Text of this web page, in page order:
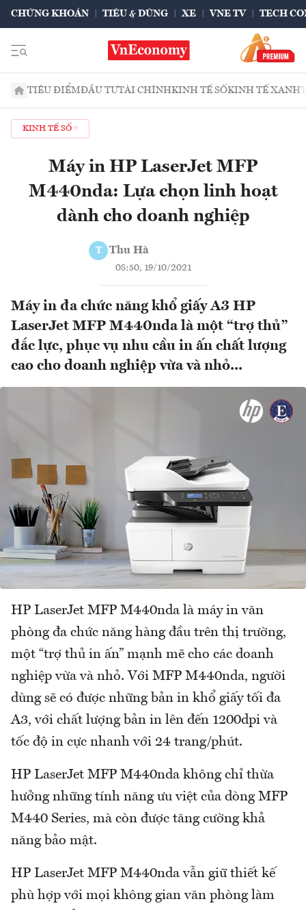
CHỨNG KHOÁN TIÊU & DÙNG XE VNE TV TECH
TIÊU ĐIỂMĐẦU TƯTÀI CHÍNHKINH TẾ SỐKINH TẾ XANH
KINH TẾ SỐ
Máy in HP LaserJet MFP
M440nda: Lựa chọn linh hoạt
dành cho doanh nghiệp
T Thu Hà
08:50, 19/10/2021
Máy in đa chức năng khổ giấy A3 HP
LaserJet MFP M440nda là một “trợ thủ”
đắc lực, phục vụ nhu cầu in ấn chất lượng
cao cho doanh nghiệp vừa và nhỏ...
HP LaserJet MFP M440nda là máy in văn
phòng đa chức năng hàng đầu trên thị trường,
một “trợ thủ in ấn” mạnh mẽ cho các doanh
nghiệp vừa và nhỏ. Với MFP M440nda, người
dùng sẽ có được những bản in khổ giấy tối đa
A3, với chất lượng bản in lên đến 1200dpi và
tốc độ in cực nhanh với 24 trang/phút.
HP LaserJet MFP M440nda không chỉ thừa
hưởng những tính năng ưu việt của dòng MFP
M440 Series, mà còn được tăng cường khả
năng bảo mật.
HP LaserJet MFP M440nda vẫn giữ thiết kế
phù hợp với mọi không gian văn phòng làm